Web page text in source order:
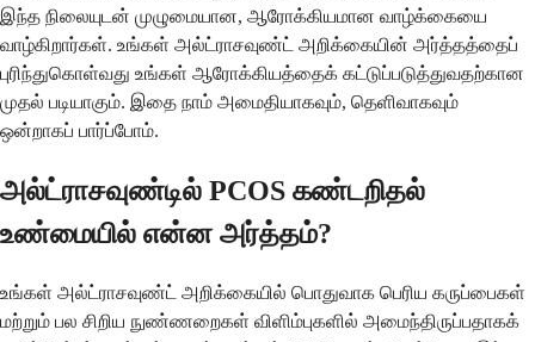
இந்த நிலையுடன் முழுமையான, ஆரோக்கியமான வாழ்க்கையை
வாழ்கிறார்கள். உங்கள் அல்ட்ராசவுண்ட் அறிக்கையின் அர்த்தத்தைப்
புரிந்துகொள்வது உங்கள் ஆரோக்கியத்தைக் கட்டுப்படுத்துவதற்கான
முதல் படியாகும். இதை நாம் அமைதியாகவும், தெளிவாகவும்
ஒன்றாகப் பார்ப்போம்.
அல்ட்ராசவுண்டில் PCOS கண்டறிதல்
உண்மையில் என்ன அர்த்தம்?
உங்கள் அல்ட்ராசவுண்ட் அறிக்கையில் பொதுவாக பெரிய கருப்பைகள்
மற்றும் பல சிறிய நுண்ணறைகள் விளிம்புகளில் அமைந்திருப்பதாகக்